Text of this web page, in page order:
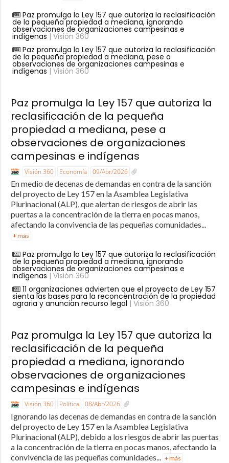
Paz promulga la Ley 157 que autoriza la reclasificación
de la pequeña propiedad a mediana, ignorando
observaciones de organizaciones campesinas e
indígenas | Visión 360
Paz promulga la Ley 157 que autoriza la reclasificación
de la pequeña propiedad a mediana, pese a
observaciones de organizaciones campesinas e
indígenas | Visión 360
Paz promulga la Ley 157 que autoriza la
reclasificación de la pequeña
propiedad a mediana, pese a
observaciones de organizaciones
campesinas e indígenas
Visión 360 Economía 09/Abr/2026
En medio de decenas de demandas en contra de la sanción
del proyecto de Ley 157 en la Asamblea Legislativa
Plurinacional (ALP), que alertan de riesgos de abrir las
puertas a la concentración de la tierra en pocas manos,
afectando la convivencia de las pequeñas comunidades...
+ más
Paz promulga la Ley 157 que autoriza la reclasificación
de la pequeña propiedad a mediana, ignorando
observaciones de organizaciones campesinas e
indígenas | Visión 360
11 organizaciones advierten que el proyecto de Ley 157
sienta las bases para la reconcentración de la propiedad
agraria y anuncian recurso legal | Visión 360
Paz promulga la Ley 157 que autoriza la
reclasificación de la pequeña
propiedad a mediana, ignorando
observaciones de organizaciones
campesinas e indígenas
Visión 360 Política 08/Abr/2026
Ignorando las decenas de demandas en contra de la sanción
del proyecto de Ley 157 en la Asamblea Legislativa
Plurinacional (ALP), debido a los riesgos de abrir las puertas
a la concentración de la tierra en pocas manos, afectando la
convivencia de las pequeñas comunidades... + más